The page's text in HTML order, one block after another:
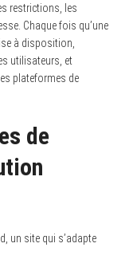
restrictions, les
Chaque fois qu’une
à disposition,
utilisateurs, et
plateformes de
de
un site qui s’adapte